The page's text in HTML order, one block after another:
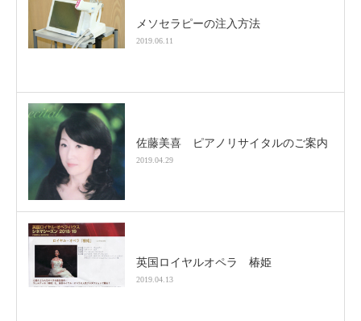
メソセラピーの注入方法
2019.06.11
佐藤美喜 ピアノリサイタルのご案内
2019.04.29
英国ロイヤルオペラ 椿姫
2019.04.13